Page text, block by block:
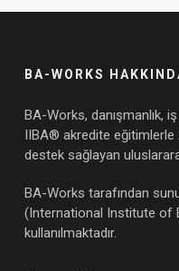
BA-WORKS
BA-Works, danışmanlık,
IIBA® akredite
destek sağlayan
BA-Works tarafından
(International Institute of
kullanılmaktadır.